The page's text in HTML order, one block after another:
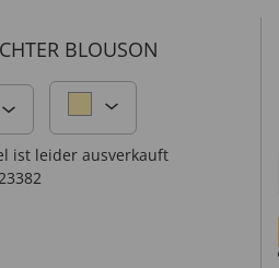
BLOUSON
ist leider ausverkauft